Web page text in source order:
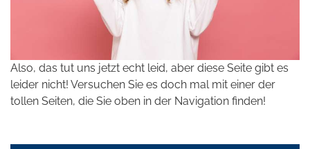
Also, das tut uns jetzt echt leid, aber diese Seite gibt es
leider nicht! Versuchen Sie es doch mal mit einer der
tollen Seiten, die Sie oben in der Navigation finden!